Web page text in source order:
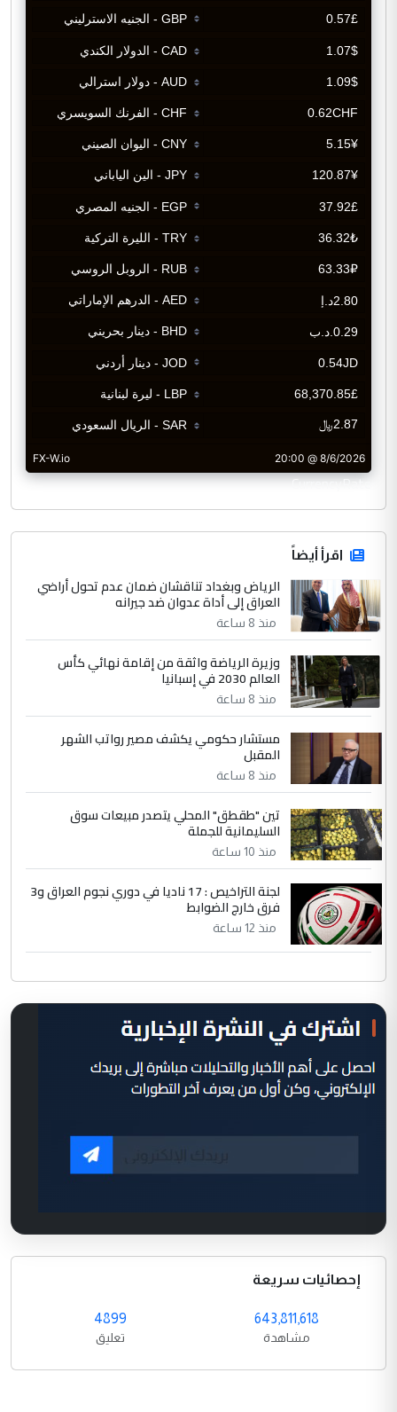
CurrencyRate
اقرأ أيضاً
الرياض وبغداد تناقشان ضمان عدم تحول أراضي
العراق إلى أداة عدوان ضد جيرانه
منذ 8 ساعة
وزيرة الرياضة واثقة من إقامة نهائي كأس
العالم 2030 في إسبانيا
منذ 8 ساعة
مستشار حكومي يكشف مصير رواتب الشهر
المقبل
منذ 8 ساعة
تين "طقطق" المحلي يتصدر مبيعات سوق
السليمانية للجملة
منذ 10 ساعة
لجنة التراخيص : 17 ناديا في دوري نجوم العراق و3
فرق خارج الضوابط
منذ 12 ساعة
إحصائيات سريعة
643,811,618
مشاهدة
4899
تعليق